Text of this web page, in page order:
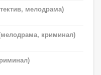
мелодрама)
криминал)